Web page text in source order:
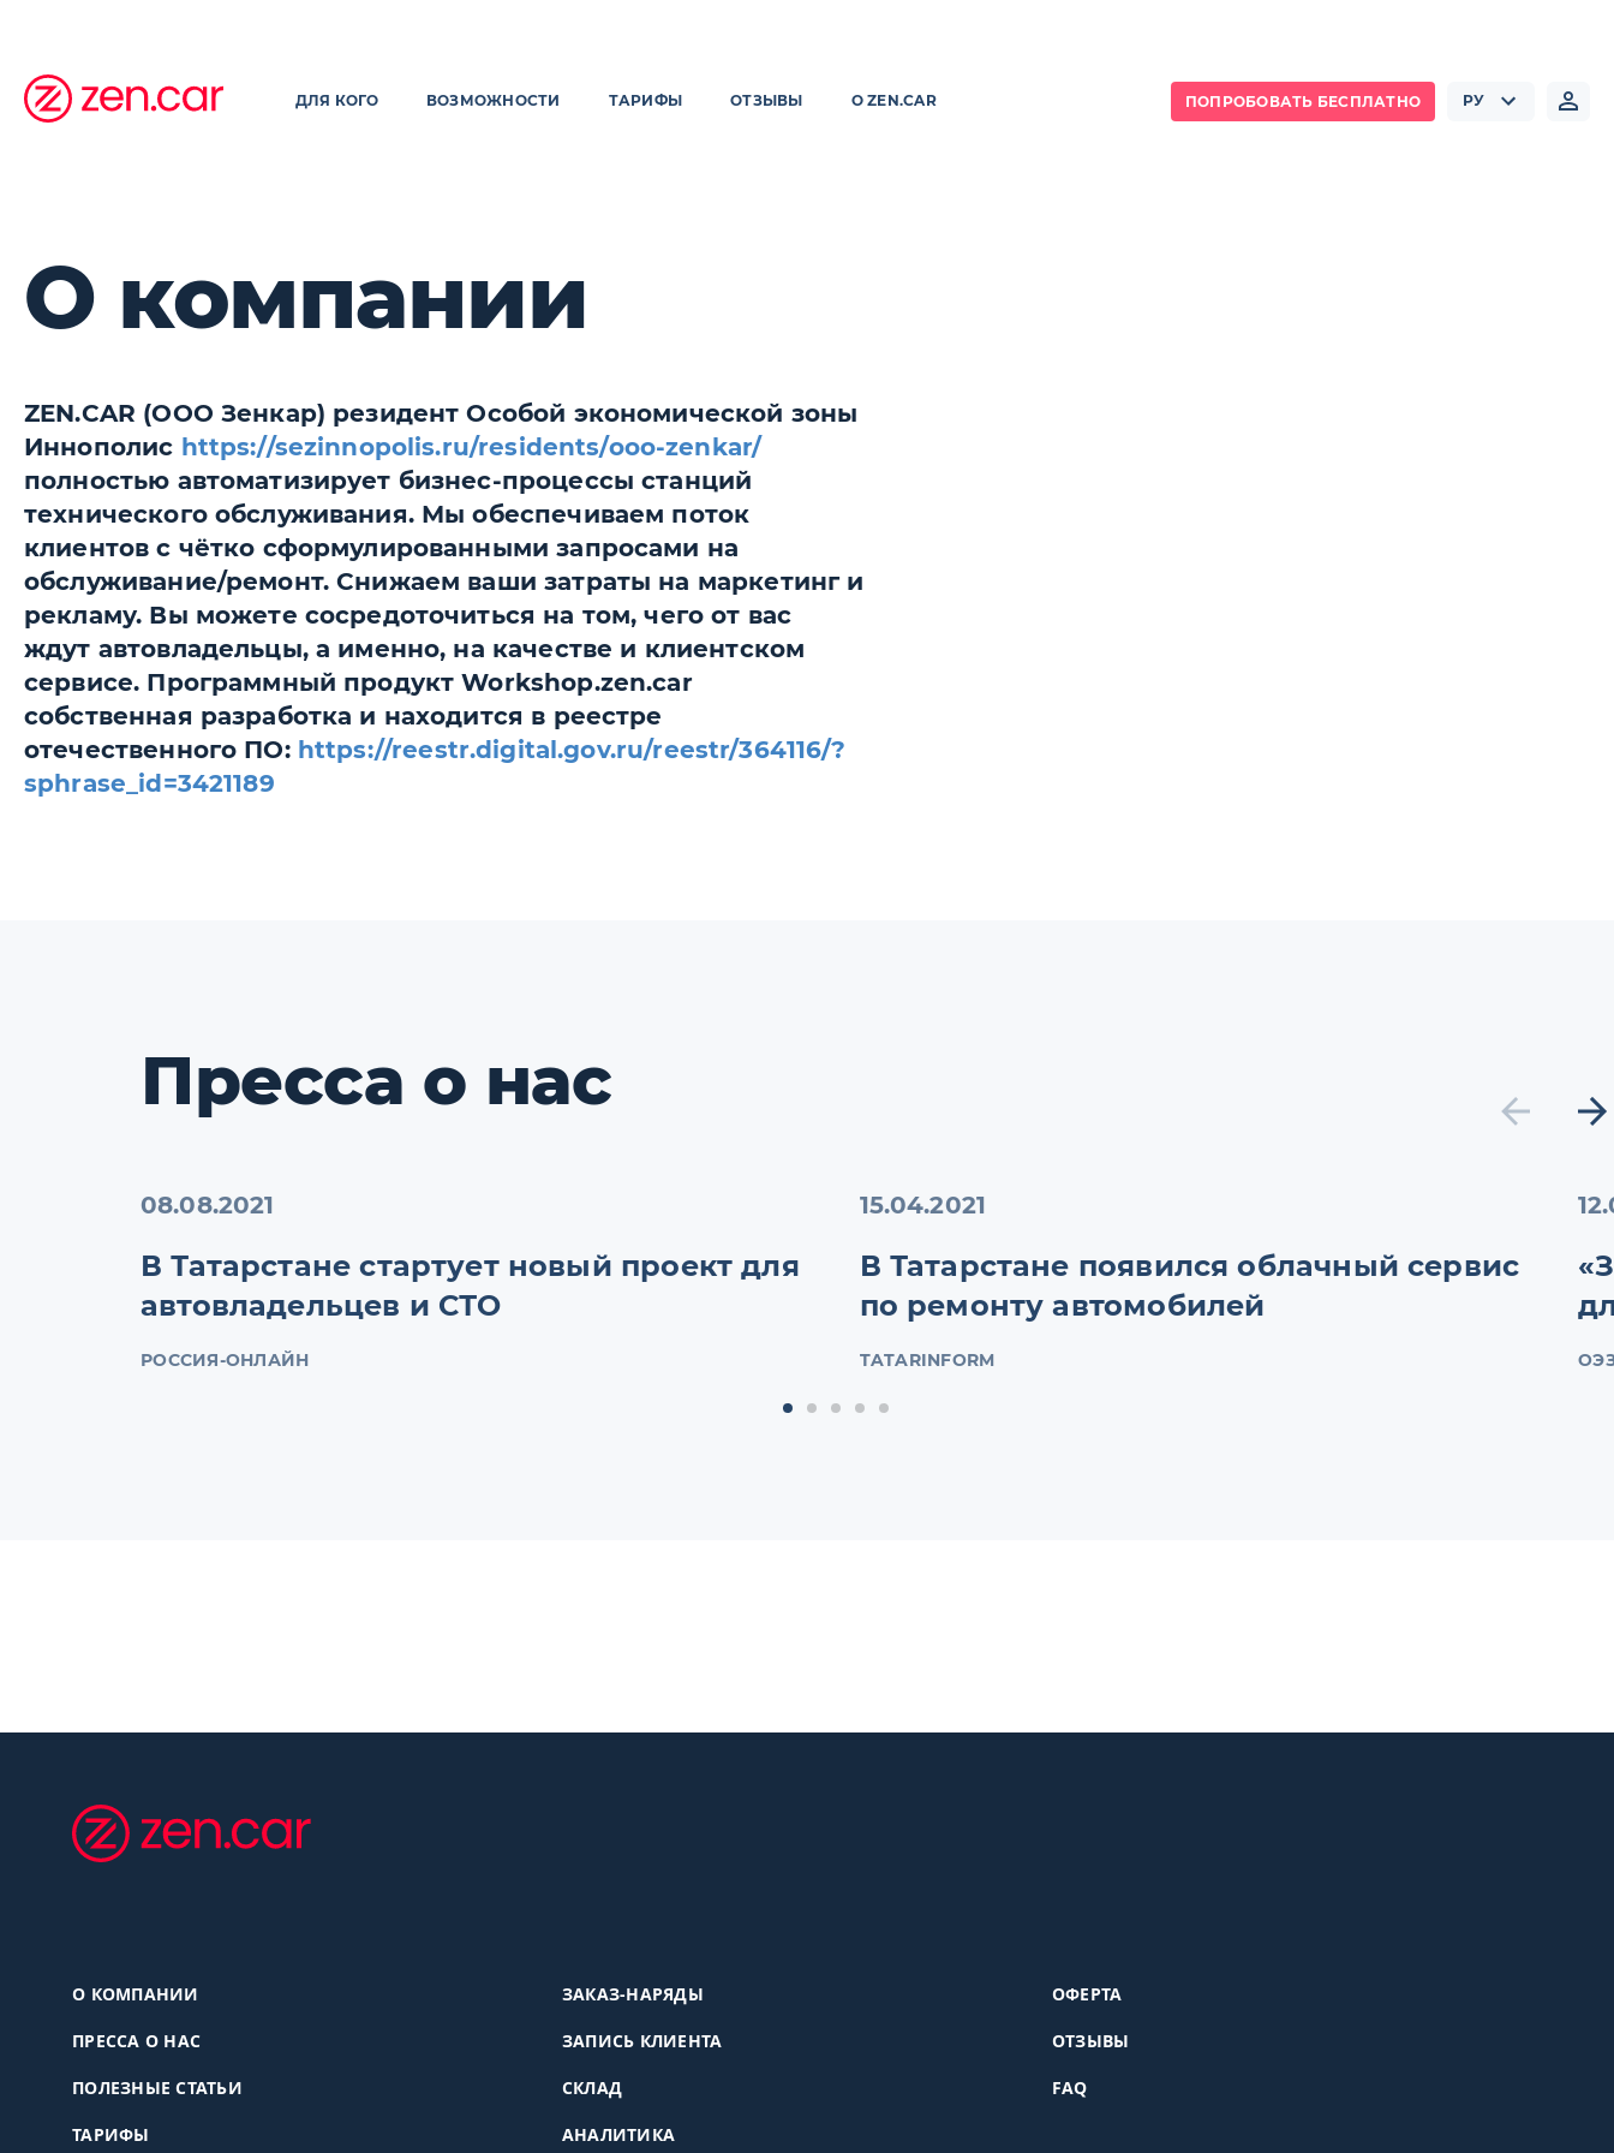
ДЛЯ КОГО ВОЗМОЖНОСТИ ТАРИФЫ ОТЗЫВЫ О ZEN.CAR ПОПРОБОВАТЬ БЕСПЛАТНО РУ
О компании
ZEN.CAR (ООО Зенкар) резидент Особой экономической зоны
Иннополис https://sezinnopolis.ru/residents/ooo-zenkar/
полностью автоматизирует бизнес-процессы станций
технического обслуживания. Мы обеспечиваем поток
клиентов с чётко сформулированными запросами на
обслуживание/ремонт. Снижаем ваши затраты на маркетинг и
рекламу. Вы можете сосредоточиться на том, чего от вас
ждут автовладельцы, а именно, на качестве и клиентском
сервисе. Программный продукт Workshop.zen.car
собственная разработка и находится в реестре
отечественного ПО: https://reestr.digital.gov.ru/reestr/364116/?
sphrase_id=3421189
Пресса о нас
08.08.2021
В Татарстане стартует новый проект для
автовладельцев и СТО
РОССИЯ-ОНЛАЙН
15.04.2021
В Татарстане появился облачный сервис
по ремонту автомобилей
TATARINFORM
О КОМПАНИИ
ПРЕССА О НАС
ПОЛЕЗНЫЕ СТАТЬИ
ТАРИФЫ
ЗАКАЗ-НАРЯДЫ
ЗАПИСЬ КЛИЕНТА
СКЛАД
АНАЛИТИКА
ОФЕРТА
ОТЗЫВЫ
FAQ